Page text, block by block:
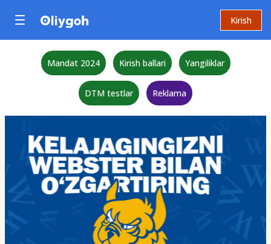
Kirish
Mandat 2024 Kirish ballari Yangiliklar
DTM testlar Reklama